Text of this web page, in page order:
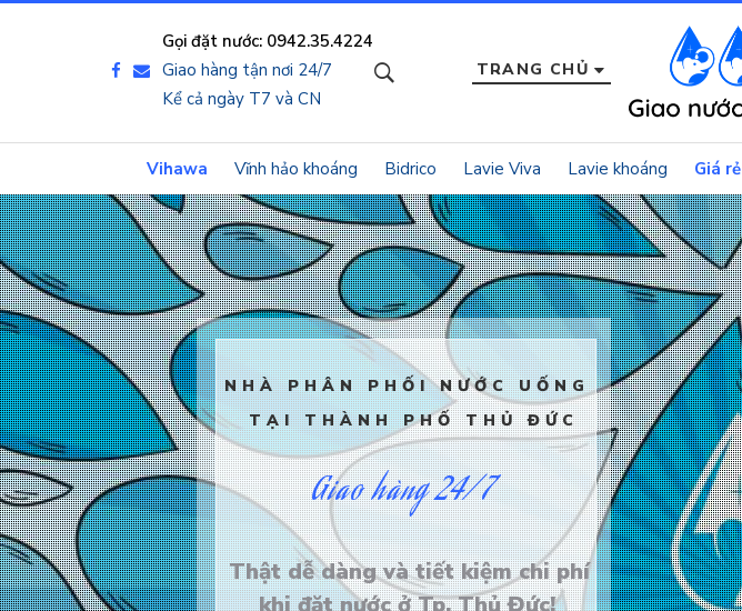
Gọi đặt nước: 0942.35.4224
Giao hàng tận nơi 24/7
Kể cả ngày T7 và CN
TRANG CHỦ
Vihawa Vĩnh hảo khoáng Bidrico Lavie Viva Lavie khoáng Giá rẻ
NHÀ PHÂN PHỐI NƯỚC UỐNG
Giao hàng 24/7
Thật dễ dàng và tiết kiệm chi phí
TẠI THÀNH PHỐ THỦ ĐỨC
khi đặt nước ở Tp. Thủ Đức!